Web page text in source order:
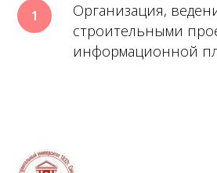
Организация,
строительными
информационной